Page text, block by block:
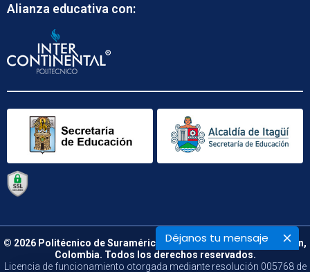
Déjanos tu mensaje
Alianza educativa con:
© 2026 Politécnico de Suramérica. Calle 48 B N° 66 – 09. Medellín,
Colombia. Todos los derechos reservados.
Licencia de funcionamiento otorgada mediante resolución 005768 de